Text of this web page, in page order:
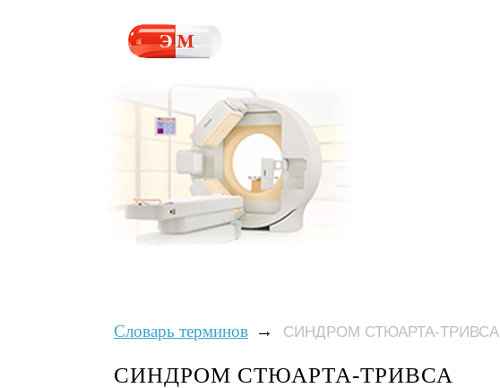
Словарь терминов → СИНДРОМ СТЮАРТА-ТРИВСА
СИНДРОМ СТЮАРТА-ТРИВСА